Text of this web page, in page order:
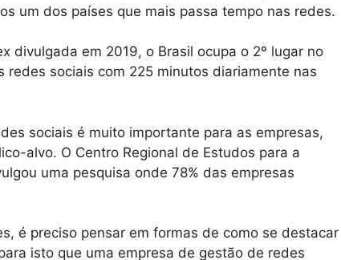
um dos países que mais passa tempo nas redes.
divulgada em 2019, o Brasil ocupa o 2º lugar no
redes sociais com 225 minutos diariamente nas
sociais é muito importante para as empresas,
alvo. O Centro Regional de Estudos para a
uma pesquisa onde 78% das empresas
é preciso pensar em formas de como se destacar
isto que uma empresa de gestão de redes